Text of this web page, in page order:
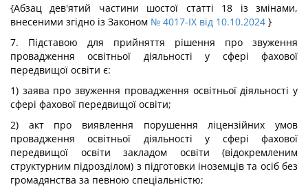
{Абзац дев'ятий частини шостої статті 18 із змінами,
внесеними згідно із Законом № 4017-IX від 10.10.2024 }
7. Підставою для прийняття рішення про звуження
провадження освітньої діяльності у сфері фахової
передвищої освіти є:
1) заява про звуження провадження освітньої діяльності у
сфері фахової передвищої освіти;
2) акт про виявлення порушення ліцензійних умов
провадження освітньої діяльності у сфері фахової
передвищої освіти закладом освіти (відокремленим
структурним підрозділом) з підготовки іноземців та осіб без
громадянства за певною спеціальністю;